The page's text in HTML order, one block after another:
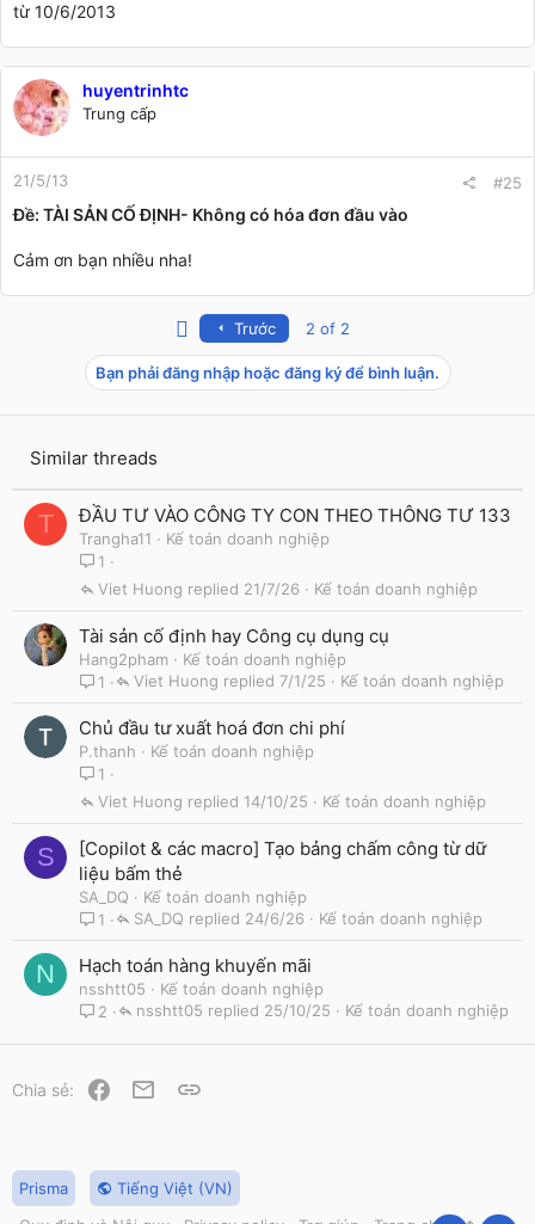
từ 10/6/2013
huyentrinhtc
Trung cấp
21/5/13 #25
Ðề: TÀI SẢN CỐ ĐỊNH- Không có hóa đơn đầu vào
Cảm ơn bạn nhiều nha!
First Trước 2 of 2
Bạn phải đăng nhập hoặc đăng ký để bình luận.
Similar threads
T ĐẦU TƯ VÀO CÔNG TY CON THEO THÔNG TƯ 133
Trangha11
Kế toán doanh nghiệp
1
Kế toán doanh nghiệp
21/7/26
Viet Huong
Tài sản cố định hay Công cụ dụng cụ
Hang2pham
Kế toán doanh nghiệp
1
Kế toán doanh nghiệp
7/1/25
Viet Huong
Chủ đầu tư xuất hoá đơn chi phí
P.thanh
Kế toán doanh nghiệp
1
Kế toán doanh nghiệp
14/10/25
Viet Huong
S
[Copilot & các macro] Tạo bảng chấm công từ dữ
liệu bấm thẻ
SA_DQ
Kế toán doanh nghiệp
1
Kế toán doanh nghiệp
24/6/26
SA_DQ
N Hạch toán hàng khuyến mãi
nsshtt05
Kế toán doanh nghiệp
2
Kế toán doanh nghiệp
25/10/25
nsshtt05
Chia sẻ: Facebook
Email
Prisma
Tiếng Việt (VN)